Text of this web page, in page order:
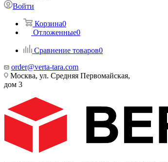
Войти
Корзина0
Отложенные0
Сравнение товаров0
order@verta-tara.com
Москва, ул. Средняя Первомайская,
дом 3